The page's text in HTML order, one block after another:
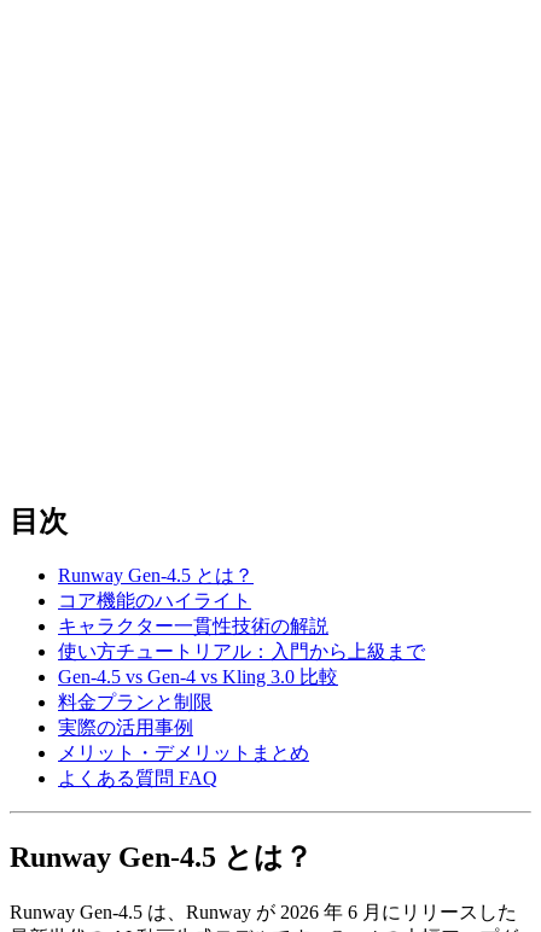
目次
Runway Gen-4.5 とは？
コア機能のハイライト
キャラクター一貫性技術の解説
使い方チュートリアル：入門から上級まで
Gen-4.5 vs Gen-4 vs Kling 3.0 比較
料金プランと制限
実際の活用事例
メリット・デメリットまとめ
よくある質問 FAQ
Runway Gen-4.5 とは？
Runway Gen-4.5 は、Runway が 2026 年 6 月にリリースした